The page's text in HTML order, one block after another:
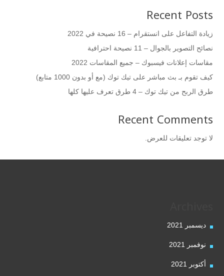
Recent Posts
زيادة التفاعل على انستقرام – 16 نصيحة في 2022
نصائح التصوير بالجوال – 11 نصيحة احترافية
مقاسات إعلانات فيسبوك – جميع المقاسات 2022
كيف تقوم بـ بث مباشر على تيك توك (مع أو بدون 1000 متابع)
طرق الربح من تيك توك – 4 طرق تعرف عليها كلها
Recent Comments
لا توجد تعليقات للعرض.
ديسمبر 2021
نوفمبر 2021
أكتوبر 2021